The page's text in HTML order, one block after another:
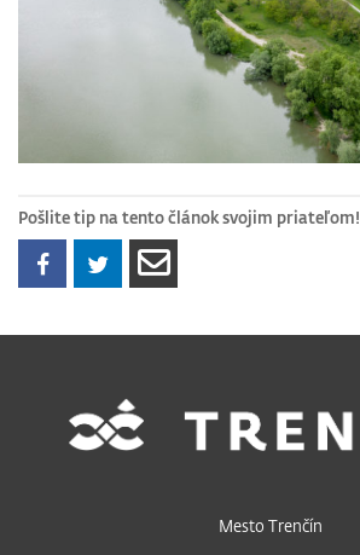
Pošlite tip na tento článok svojim priateľom!
Mesto Trenčín